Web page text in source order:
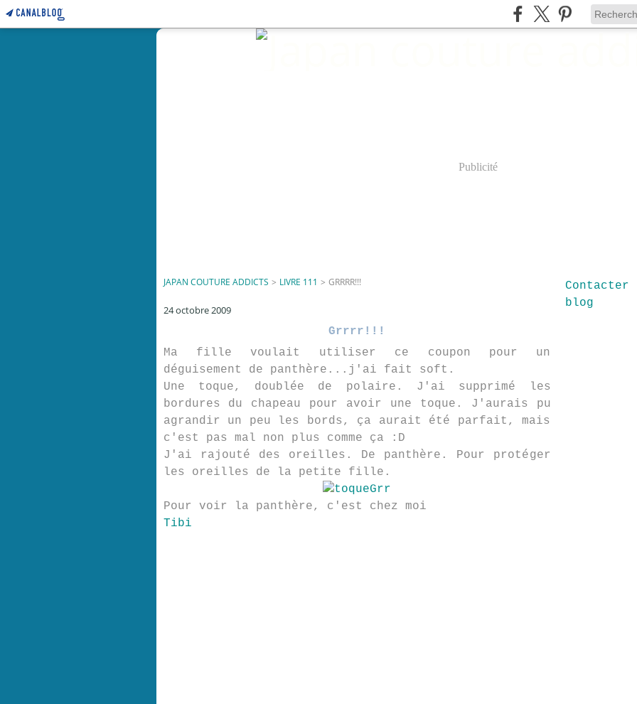
Publicité
JAPAN COUTURE ADDICTS > LIVRE 111 > GRRRR!!!
24 octobre 2009
Grrrr!!!
Ma fille voulait utiliser ce coupon pour un
déguisement de panthère...j'ai fait soft.
Une toque, doublée de polaire. J'ai supprimé les
bordures du chapeau pour avoir une toque. J'aurais pu
agrandir un peu les bords, ça aurait été parfait, mais
c'est pas mal non plus comme ça :D
J'ai rajouté des oreilles. De panthère. Pour protéger
les oreilles de la petite fille.
Pour voir la panthère, c'est chez moi
Tibi
blog